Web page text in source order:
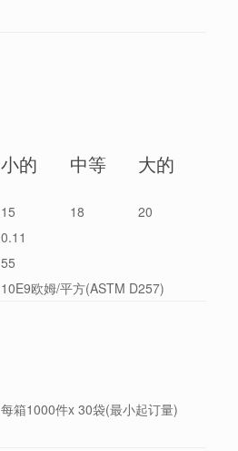
小的 中等 大的
15 18
20
0.11
55
10E9欧姆/平方(ASTM D257)
每箱1000件x 30袋(最小起订量)